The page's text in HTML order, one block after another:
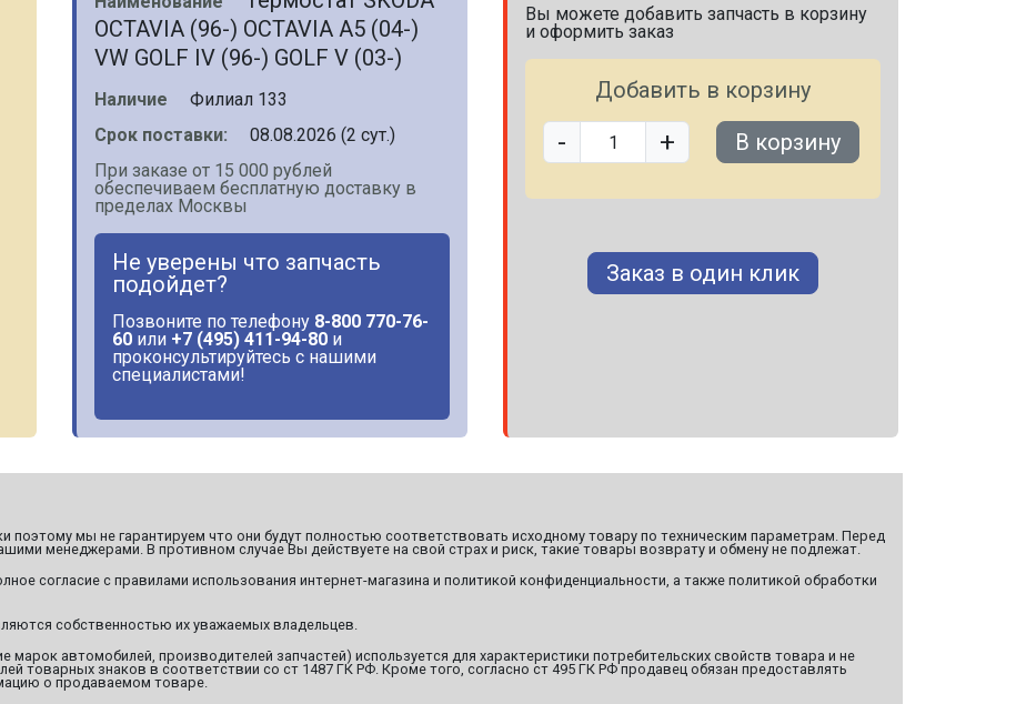
OCTAVIA (96-) OCTAVIA A5 (04-)
VW GOLF IV (96-) GOLF V (03-)
Наличие
Филиал 133
Срок поставки:
08.08.2026 (2 сут.)
При заказе от 15 000 рублей
обеспечиваем бесплатную доставку в
пределах Москвы
Не уверены что запчасть
подойдет?
Позвоните по телефону 8-800 770-76-
60 или +7 (495) 411-94-80 и
проконсультируйтесь с нашими
специалистами!
Вы можете добавить запчасть в корзину
и оформить заказ
Добавить в корзину
- + В корзину
Заказ в один клик
мы не гарантируем что они будут полностью соответствовать исходному товару по техническим параметрам. Перед
менеджерами. В противном случае Вы действуете на свой страх и риск, такие товары возврату и обмену не подлежат.
согласие с правилами использования интернет-магазина и политикой конфиденциальности, а также политикой обработки
собственностью их уважаемых владельцев.
марок автомобилей, производителей запчастей) используется для характеристики потребительских свойств товара и не
товарных знаков в соответствии со ст 1487 ГК РФ. Кроме того, согласно ст 495 ГК РФ продавец обязан предоставлять
о продаваемом товаре.